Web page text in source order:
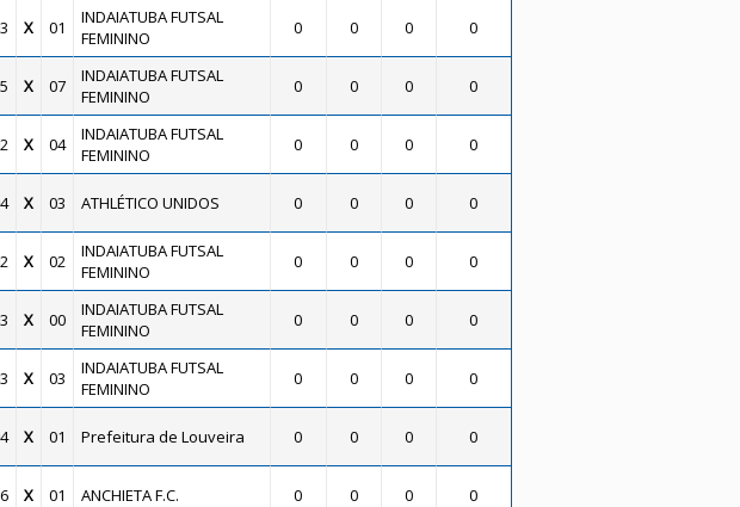
X 01
INDAIATUBA FUTSAL
FEMININO
0 0 0 0
X 07
INDAIATUBA FUTSAL
FEMININO
0 0 0 0
X 04
INDAIATUBA FUTSAL
FEMININO
0 0 0 0
X 03 ATHLÉTICO UNIDOS 0 0 0 0
X 02
INDAIATUBA FUTSAL
FEMININO
0 0 0 0
X 00
INDAIATUBA FUTSAL
FEMININO
0 0 0 0
X 03
INDAIATUBA FUTSAL
FEMININO
0 0 0 0
X 01 Prefeitura de Louveira 0 0 0 0
X 01 ANCHIETA F.C. 0 0 0 0